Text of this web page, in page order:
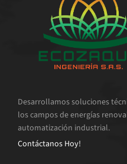
Desarrollamos soluciones
los campos de energías
automatización industrial.
Contáctanos Hoy!